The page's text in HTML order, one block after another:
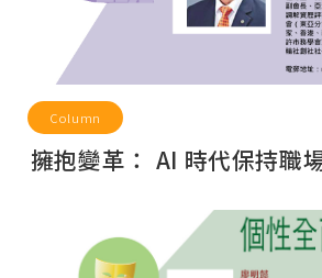
Column
擁抱變革： AI 時代保持職